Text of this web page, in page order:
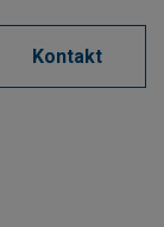
Kontakt